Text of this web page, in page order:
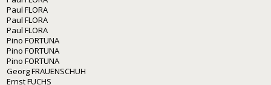
Paul FLORA
Paul FLORA
Paul FLORA
Pino FORTUNA
Pino FORTUNA
Pino FORTUNA
Georg FRAUENSCHUH
Ernst FUCHS